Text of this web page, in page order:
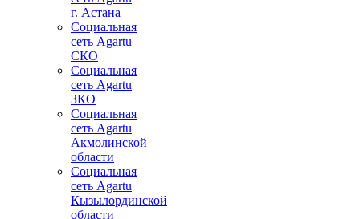
г. Астана
Социальная
сеть Agartu
СКО
Социальная
сеть Agartu
ЗКО
Социальная
сеть Agartu
Акмолинской
области
Социальная
сеть Agartu
Кызылординской
области